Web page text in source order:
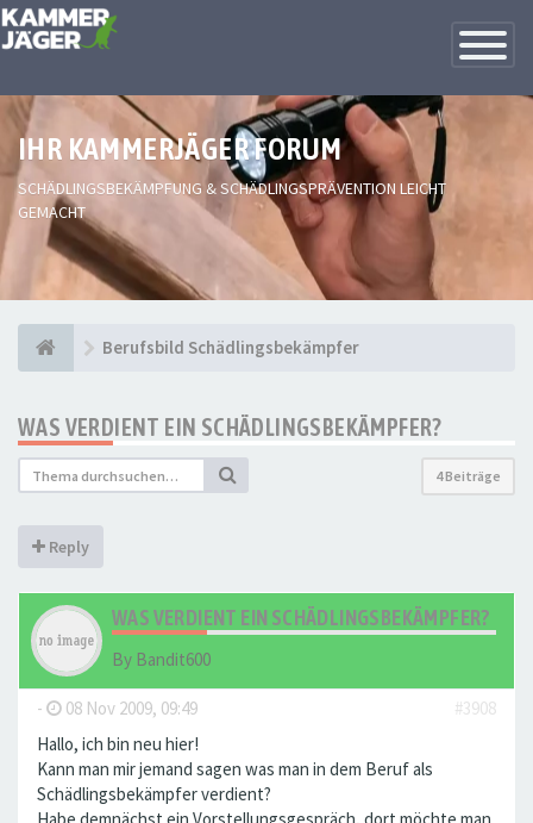
Toggle
IHR KAMMERJÄGER FORUM
SCHÄDLINGSBEKÄMPFUNG & SCHÄDLINGSPRÄVENTION LEICHT
GEMACHT
Berufsbild Schädlingsbekämpfer
WAS VERDIENT EIN SCHÄDLINGSBEKÄMPFER?
4 Beiträge
Reply
WAS VERDIENT EIN SCHÄDLINGSBEKÄMPFER?
By Bandit600
- 08 Nov 2009, 09:49
#3908
Hallo, ich bin neu hier!
Kann man mir jemand sagen was man in dem Beruf als
Schädlingsbekämpfer verdient?